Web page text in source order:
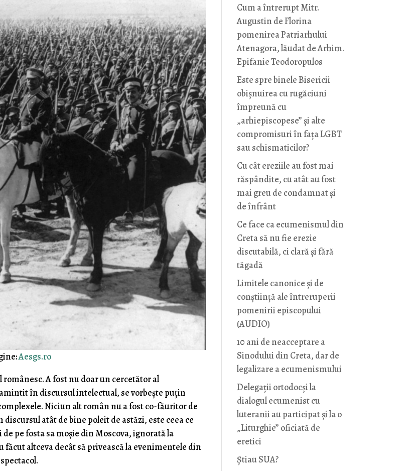
Aesgs.ro
A fost nu doar un cercetător al
în discursul intelectual, se vorbește puțin
Niciun alt român nu a fost co-făuritor de
atât de bine poleit de astăzi, este ceea ce
pe fosta sa moșie din Moscova, ignorată la
altceva decât să privească la evenimentele din
Cum a întrerupt Mitr.
Augustin de Florina
pomenirea Patriarhului
Atenagora, lăudat de Arhim.
Epifanie Teodoropulos
Este spre binele Bisericii
obișnuirea cu rugăciuni
împreună cu
„arhiepiscopese” și alte
compromisuri în fața LGBT
sau schismaticilor?
Cu cât ereziile au fost mai
răspândite, cu atât au fost
mai greu de condamnat și
de înfrânt
Ce face ca ecumenismul din
Creta să nu fie erezie
discutabilă, ci clară și fără
tăgadă
Limitele canonice și de
conștiință ale întreruperii
pomenirii episcopului
(AUDIO)
10 ani de neacceptare a
Sinodului din Creta, dar de
legalizare a ecumenismului
Delegații ortodocși la
dialogul ecumenist cu
luteranii au participat și la o
„Liturghie” oficiată de
eretici
Știau SUA?